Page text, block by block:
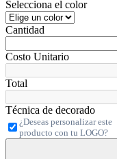
Selecciona el color
Cantidad
Costo Unitario
Total
Técnica de decorado
¿Deseas personalizar este
producto con tu LOGO?